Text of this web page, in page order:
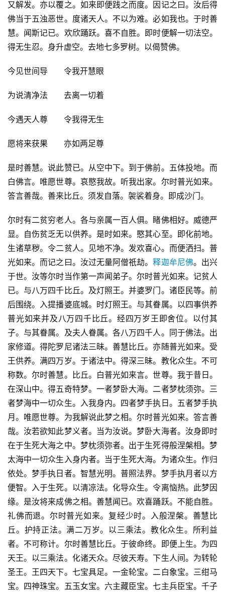
又解发。亦以覆之。如来即便践之而度。因记之曰。汝后得
佛当于五浊恶世。度诸天人。不以为难。必如我也。于时善
慧。闻斯记已。欢欣踊跃。喜不自胜。即时便解一切法空。
得无生忍。身升虚空。去地七多罗树。以偈赞佛。
今见世间导　　令我开慧眼
为说清净法　　去离一切着
今遇天人尊　　令我得无生
愿将来获果　　亦如两足尊
是时善慧。说此赞已。从空中下。到于佛前。五体投地。而
白佛言。唯愿世尊。哀愍我故。听我出家。尔时普光如来。
答言善哉。善来比丘。须发自落。袈裟着身。即成沙门。
尔时有二贫穷老人。各与亲属一百人俱。睹佛相好。威德严
显。自伤贫乏无以供养。是时如来。愍其心至。即化前地。
生诸草秽。令二贫人。见地不净。发欢喜心。而便洒扫。普
光如来。而记之曰。汝过无量阿僧祇劫。释迦牟尼佛。出兴
于世。汝等尔时当作第一声闻弟子。尔时普光如来。记贫人
已。与八万四千比丘。及灯照王。并婆罗门。诸臣民等。前
后围绕。入提播婆底城。时灯照王。与其眷属。以四事供养
普光如来并及八万四千比丘。经四万岁王即舍位。以付其
子。与其眷属。及夫人眷属。各八万四千人。同于佛法。出
家修道。得陀罗尼诸法三昧。善慧比丘。亦随普光如来。受
王供养。满四万岁。于诸法中。得深三昧。教化众生。不可
称数。尔时善慧。比丘。白普光如来言。世尊。我于昔日。
在深山中。得五奇特梦。一者梦卧大海。二者梦枕须弥。三
者梦海中一切众生。入我身内。四者梦手执日。五者梦手执
月。唯愿世尊。为我解说此梦之相。尔时普光如来。答言善
哉。汝若欲知此梦义者。当为汝说。梦卧大海者。汝身即时
在于生死大海之中。梦枕须弥者。出于生死得般涅槃相。梦
太海中一切众生入身内者。当于生死大海。为诸众生。作归
依处。梦手执日者。智慧光明。普照法界。梦手执月者以方
便智。入于生死。以清凉法。化导众生。令离恼热。此梦因
缘。是汝将来成佛之相。善慧闻已。欢喜踊跃。不能自胜。
礼佛而退。尔时普光如来。复经少时。入般涅槃。善慧比
丘。护持正法。满二万岁。以三乘法。教化众生。所利益
者。不可称计。尔时善慧比丘。于彼命终。即便上生。为四
天王。以三乘法。化诸天众。尽彼天寿。下生人间。为转轮
圣王。王四天下。七宝具足。一金轮宝。二白象宝。三绀马
宝。四神珠宝。五玉女宝。六主藏臣宝。七主兵臣宝。千子